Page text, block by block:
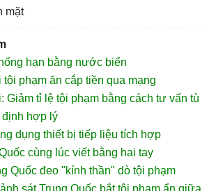
mặt
hạn bằng nước biển
phạm ăn cắp tiền qua mạng
Giảm tỉ lệ tội phạm bằng cách tư vấn tù
định hợp lý
dụng thiết bị tiếp liệu tích hợp
cùng lúc viết bằng hai tay
Quốc đeo "kính thần" dò tội phạm
sát Trung Quốc bắt tội phạm ẩn giữa